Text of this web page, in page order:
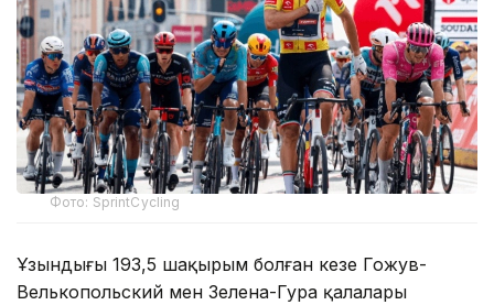
Фото: SprintCycling
Ұзындығы 193,5 шақырым болған кезең Гожув-
Велькопольский мен Зелена-Гура қалалары